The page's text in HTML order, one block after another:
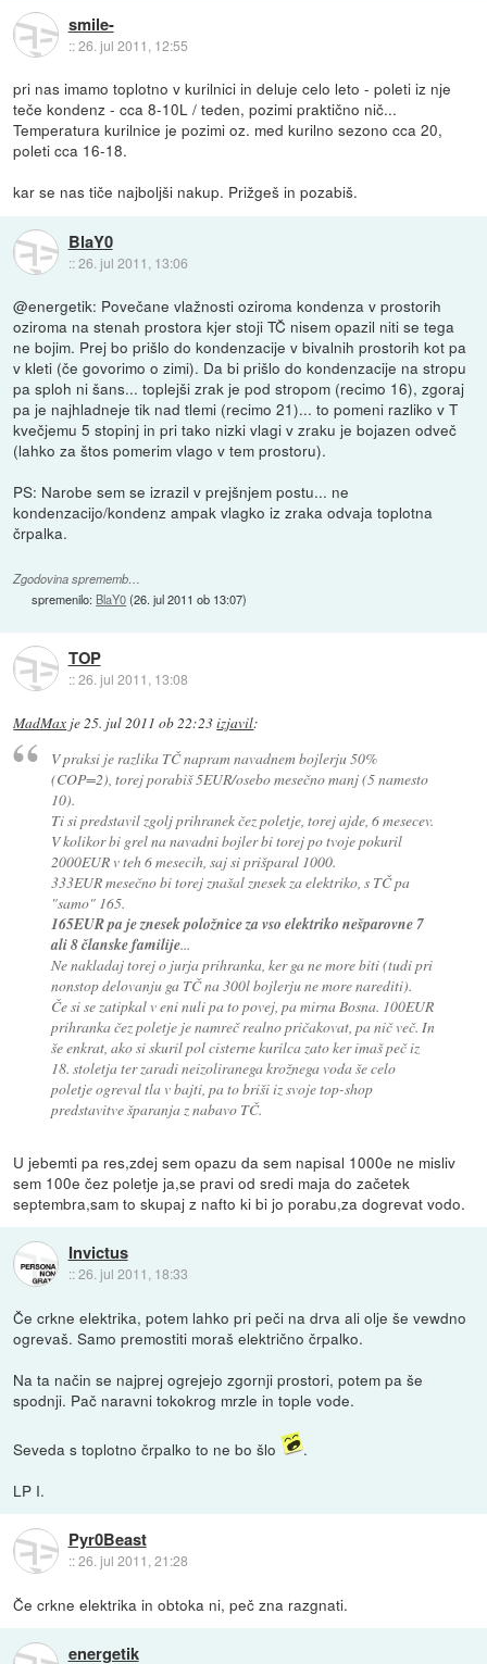
smile-
::26. jul 2011, 12:55
pri nas imamo toplotno v kurilnici in deluje celo leto - poleti iz nje
teče kondenz - cca 8-10L / teden, pozimi praktično nič...
Temperatura kurilnice je pozimi oz. med kurilno sezono cca 20,
poleti cca 16-18.
kar se nas tiče najboljši nakup. Prižgeš in pozabiš.
BlaY0
::26. jul 2011, 13:06
@energetik: Povečane vlažnosti oziroma kondenza v prostorih
oziroma na stenah prostora kjer stoji TČ nisem opazil niti se tega
ne bojim. Prej bo prišlo do kondenzacije v bivalnih prostorih kot pa
v kleti (če govorimo o zimi). Da bi prišlo do kondenzacije na stropu
pa sploh ni šans... toplejši zrak je pod stropom (recimo 16), zgoraj
pa je najhladneje tik nad tlemi (recimo 21)... to pomeni razliko v T
kvečjemu 5 stopinj in pri tako nizki vlagi v zraku je bojazen odveč
(lahko za štos pomerim vlago v tem prostoru).
PS: Narobe sem se izrazil v prejšnjem postu... ne
kondenzacijo/kondenz ampak vlagko iz zraka odvaja toplotna
črpalka.
Zgodovina sprememb…
spremenilo: BlaY0(26. jul 2011 ob 13:07)
TOP
::26. jul 2011, 13:08
MadMax je 25. jul 2011 ob 22:23izjavil:
V praksi je razlika TČ napram navadnem bojlerju 50%
(COP=2), torej porabiš 5EUR/osebo mesečno manj (5 namesto
10).
Ti si predstavil zgolj prihranek čez poletje, torej ajde, 6 mesecev.
V kolikor bi grel na navadni bojler bi torej po tvoje pokuril
2000EUR v teh 6 mesecih, saj si prišparal 1000.
333EUR mesečno bi torej znašal znesek za elektriko, s TČ pa
"samo" 165.
165EUR pa je znesek položnice za vso elektriko nešparovne 7
ali 8 članske familije...
Ne nakladaj torej o jurja prihranka, ker ga ne more biti (tudi pri
nonstop delovanju ga TČ na 300l bojlerju ne more narediti).
Če si se zatipkal v eni nuli pa to povej, pa mirna Bosna. 100EUR
prihranka čez poletje je namreč realno pričakovat, pa nič več. In
še enkrat, ako si skuril pol cisterne kurilca zato ker imaš peč iz
18. stoletja ter zaradi neizoliranega krožnega voda še celo
poletje ogreval tla v bajti, pa to briši iz svoje top-shop
predstavitve šparanja z nabavo TČ.
U jebemti pa res,zdej sem opazu da sem napisal 1000e ne misliv
sem 100e čez poletje ja,se pravi od sredi maja do začetek
septembra,sam to skupaj z nafto ki bi jo porabu,za dogrevat vodo.
Invictus
::26. jul 2011, 18:33
Če crkne elektrika, potem lahko pri peči na drva ali olje še vewdno
ogrevaš. Samo premostiti moraš električno črpalko.
Na ta način se najprej ogrejejo zgornji prostori, potem pa še
spodnji. Pač naravni tokokrog mrzle in tople vode.
Seveda s toplotno črpalko to ne bo šlo
.
LP I.
Pyr0Beast
::26. jul 2011, 21:28
Če crkne elektrika in obtoka ni, peč zna razgnati.
energetik